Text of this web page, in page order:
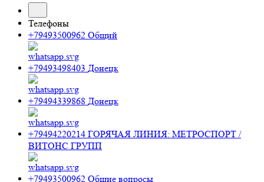
Телефоны
+79493500962 Общий
+79493498403 Донецк
+79494339868 Донецк
+79494220214 ГОРЯЧАЯ ЛИНИЯ: МЕТРОСПОРТ /
ВИТОНС ГРУПП
+79493500962 Общие вопросы